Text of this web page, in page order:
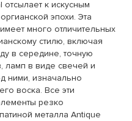
отсылает к искусным
эпохи. Эта
много отличительных
стилю, включая
в середине, точную
ламп в виде свечей и
ними, изначально
воска. Все эти
резко
металла Antique